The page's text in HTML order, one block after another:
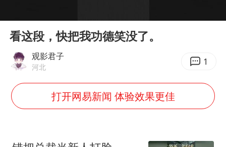
公司“上四休三”但要降薪1000元
OpenAI为免费用户升级GPT-5.6 Luna
Play
看这段，快把我功德笑没了。
观影君子
河北 1
打开网易新闻 体验效果更佳